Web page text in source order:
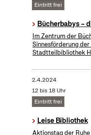
Eintritt frei
Bücherbabys –
Im Zentrum der
Sinnesförderung
Stadtteilbibliothek
2.4.2024
12 bis 18 Uhr
Eintritt frei
Leise Bibliothek
Aktionstag der